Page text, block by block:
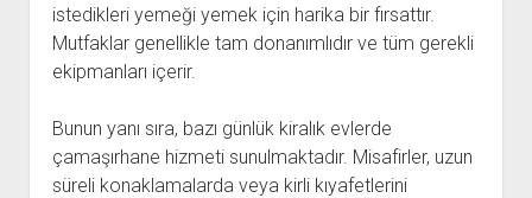
istedikleri yemeği yemek için harika bir fırsattır.
Mutfaklar genellikle tam donanımlıdır ve tüm gerekli
ekipmanları içerir.
Bunun yanı sıra, bazı günlük kiralık evlerde
çamaşırhane hizmeti sunulmaktadır. Misafirler, uzun
süreli konaklamalarda veya kirli kıyafetlerini